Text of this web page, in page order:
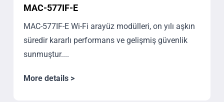
MAC-577IF-E
MAC-577IF-E Wi-Fi arayüz modülleri, on yılı aşkın
süredir kararlı performans ve gelişmiş güvenlik
sunmuştur....
More details >